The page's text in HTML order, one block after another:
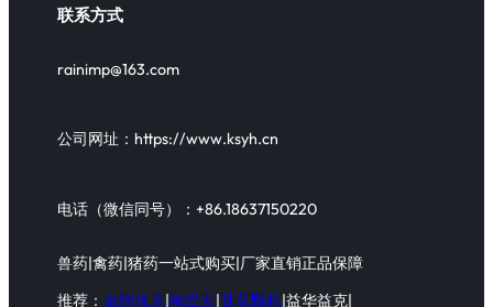
联系方式
rainimp@163.com
公司网址：https://www.ksyh.cn
电话（微信同号）：+86.18637150220
兽药|禽药|猪药一站式购买|厂家直销正品保障
推荐： 金牌优克 梅立安 甘草颗粒 |益华益克|